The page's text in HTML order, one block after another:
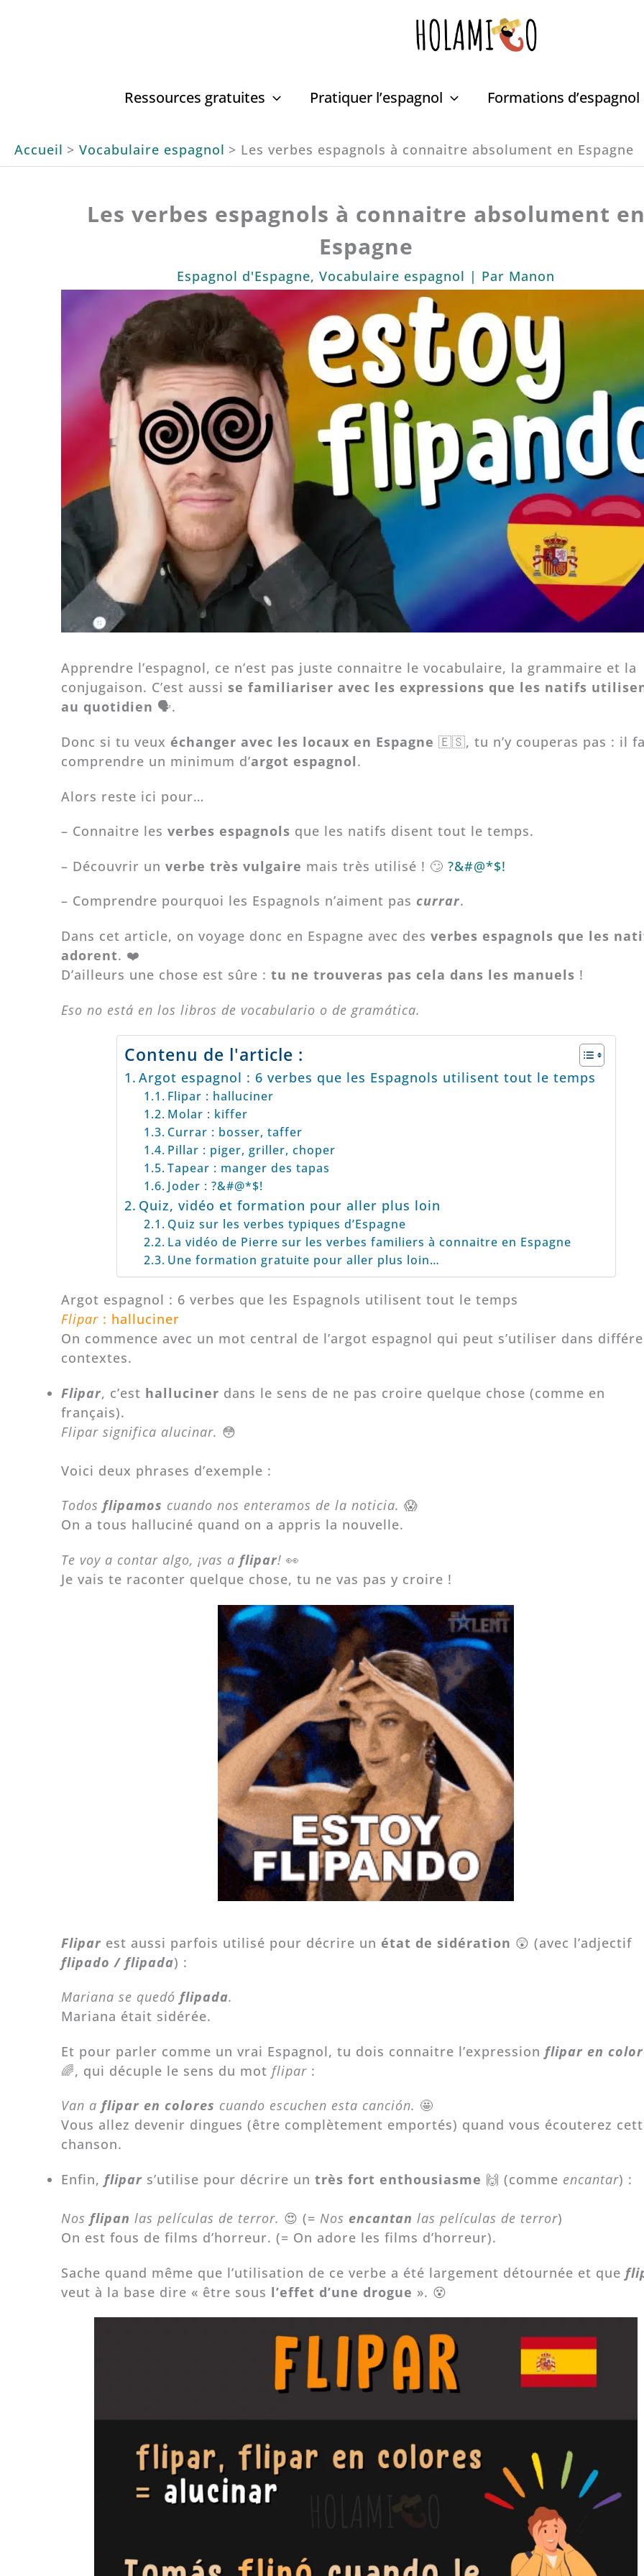
Ressources gratuites Pratiquer l’espagnol Formations d’espagnol
Accueil Vocabulaire espagnol Les verbes espagnols à connaitre absolument en Espagne
Les verbes espagnols à connaitre absolument
Espagne
Espagnol d'Espagne, Vocabulaire espagnol | Par Manon
Apprendre l’espagnol, ce n’est pas juste connaitre le vocabulaire, la grammaire et la
conjugaison. C’est aussi se familiariser avec les expressions que les natifs
au quotidien 🗣️.
Donc si tu veux échanger avec les locaux en Espagne 🇪🇸, tu n’y couperas pas : il
comprendre un minimum d’argot espagnol.
Alors reste ici pour…
– Connaitre les verbes espagnols que les natifs disent tout le temps.
– Découvrir un verbe très vulgaire mais très utilisé ! 🙄 ?&#@*$!
– Comprendre pourquoi les Espagnols n’aiment pas currar.
Dans cet article, on voyage donc en Espagne avec des verbes espagnols que les
adorent. ❤️
D’ailleurs une chose est sûre : tu ne trouveras pas cela dans les manuels !
Eso no está en los libros de vocabulario o de gramática.
Contenu de l'article :
Argot espagnol : 6 verbes que les Espagnols utilisent tout le temps
Flipar : halluciner
Molar : kiffer
Currar : bosser, taffer
Pillar : piger, griller, choper
Tapear : manger des tapas
Joder : ?&#@*$!
Quiz, vidéo et formation pour aller plus loin
Quiz sur les verbes typiques d’Espagne
La vidéo de Pierre sur les verbes familiers à connaitre en Espagne
Une formation gratuite pour aller plus loin…
Argot espagnol : 6 verbes que les Espagnols utilisent tout le temps
Flipar : halluciner
On commence avec un mot central de l’argot espagnol qui peut s’utiliser dans
contextes.
Flipar, c’est halluciner dans le sens de ne pas croire quelque chose (comme en
français).
Flipar significa alucinar. 😳
Voici deux phrases d’exemple :
Todos flipamos cuando nos enteramos de la noticia. 😱
On a tous halluciné quand on a appris la nouvelle.
Te voy a contar algo, ¡vas a flipar! 👀
Je vais te raconter quelque chose, tu ne vas pas y croire !
Flipar est aussi parfois utilisé pour décrire un état de sidération 😲 (avec l’adjectif
flipado / flipada) :
Mariana se quedó flipada.
Mariana était sidérée.
Et pour parler comme un vrai Espagnol, tu dois connaitre l’expression flipar en
🌈, qui décuple le sens du mot flipar:
Van a flipar en colores cuando escuchen esta canción. 🤩
Vous allez devenir dingues (être complètement emportés) quand vous écouterez
chanson.
Enfin, flipar s’utilise pour décrire un très fort enthousiasme 🙌 (comme encantar) :
Nos flipan las películas de terror. 😍 (= Nos encantan las películas de terror)
On est fous de films d’horreur. (= On adore les films d’horreur).
Sache quand même que l’utilisation de ce verbe a été largement détournée et que
veut à la base dire « être sous l’effet d’une drogue ». 😵